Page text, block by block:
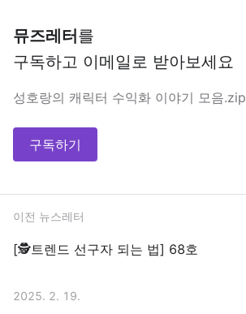
뮤즈레터를
구독하고 이메일로 받아보세요
성호랑의 캐릭터 수익화 이야기 모음.zip
구독하기
이전 뉴스레터
[🕵트렌드 선구자 되는 법] 68호
2025. 2. 19.